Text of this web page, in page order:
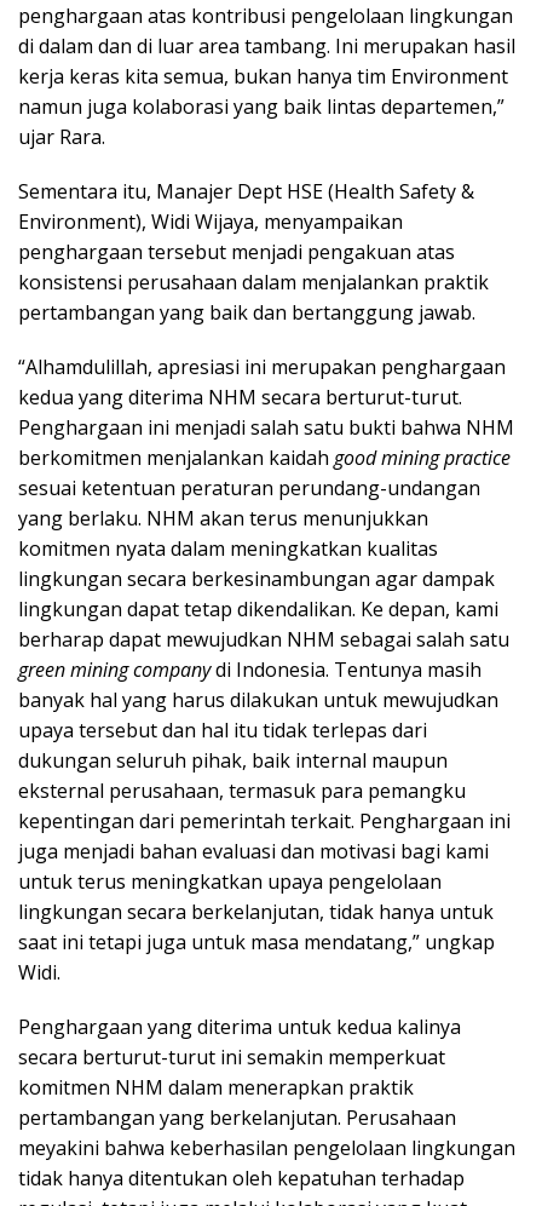
penghargaan atas kontribusi pengelolaan lingkungan
di dalam dan di luar area tambang. Ini merupakan hasil
kerja keras kita semua, bukan hanya tim Environment
namun juga kolaborasi yang baik lintas departemen,”
ujar Rara.
Sementara itu, Manajer Dept HSE (Health Safety &
Environment), Widi Wijaya, menyampaikan
penghargaan tersebut menjadi pengakuan atas
konsistensi perusahaan dalam menjalankan praktik
pertambangan yang baik dan bertanggung jawab.
“Alhamdulillah, apresiasi ini merupakan penghargaan
kedua yang diterima NHM secara berturut-turut.
Penghargaan ini menjadi salah satu bukti bahwa NHM
berkomitmen menjalankan kaidah good miningpractice
sesuai ketentuan peraturan perundang-undangan
yang berlaku. NHM akan terus menunjukkan
komitmen nyata dalam meningkatkan kualitas
lingkungan secara berkesinambungan agar dampak
lingkungan dapat tetap dikendalikan. Ke depan, kami
berharap dapat mewujudkan NHM sebagai salah satu
green mining companydi Indonesia. Tentunya masih
banyak hal yang harus dilakukan untuk mewujudkan
upaya tersebut dan hal itu tidak terlepas dari
dukungan seluruh pihak, baik internal maupun
eksternal perusahaan, termasuk para pemangku
kepentingan dari pemerintah terkait. Penghargaan ini
juga menjadi bahan evaluasi dan motivasi bagi kami
untuk terus meningkatkan upaya pengelolaan
lingkungan secara berkelanjutan, tidak hanya untuk
saat ini tetapi juga untuk masa mendatang,” ungkap
Widi.
Penghargaan yang diterima untuk kedua kalinya
secara berturut-turut ini semakin memperkuat
komitmen NHM dalam menerapkan praktik
pertambangan yang berkelanjutan. Perusahaan
meyakini bahwa keberhasilan pengelolaan lingkungan
tidak hanya ditentukan oleh kepatuhan terhadap